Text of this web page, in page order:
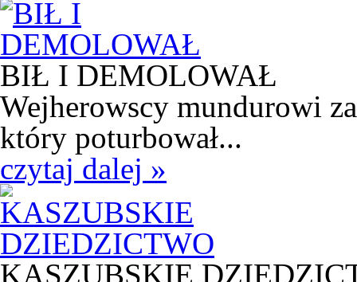
BIŁ I DEMOLOWAŁ
Wejherowscy mundurowi
który poturbował...
czytaj dalej »
KASZUBSKIE